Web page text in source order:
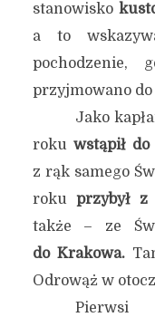
stanowisko
a to
pochodzenie,
przyjmowano do
Jako
roku wstąpił
z rąk samego
roku przybył z
także – ze
do Krakowa.
Odrowąż w
Pierwsi